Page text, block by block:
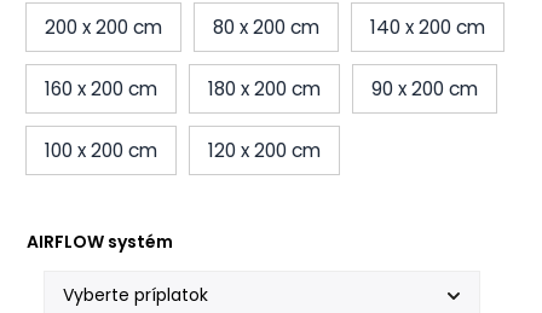
200 x 200 cm
80 x 200 cm 140 x 200 cm
160 x 200 cm 180 x 200 cm 90 x 200 cm
100 x 200 cm 120 x 200 cm
AIRFLOW systém